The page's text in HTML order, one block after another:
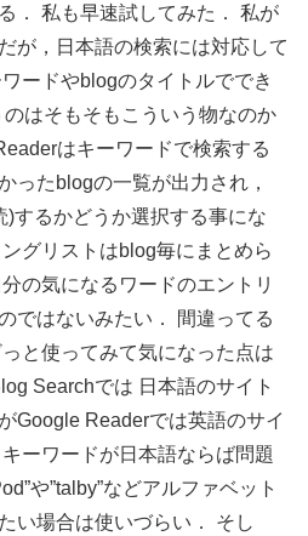
． 私も早速試してみた． 私が
が，日本語の検索には対応して
ードやblogのタイトルででき
はそもそもこういう物なのか
はキーワードで検索する
ったblogの一覧が出力され，
するかどうか選択する事にな
グリストはblog毎にまとめら
の気になるワードのエントリ
ではないみたい． 間違ってる
と使ってみて気になった点は
Searchでは 日本語のサイト
Google Readerでは英語のサイ
ーワードが日本語ならば問題
や”talby”などアルファベット
い場合は使いづらい． そし